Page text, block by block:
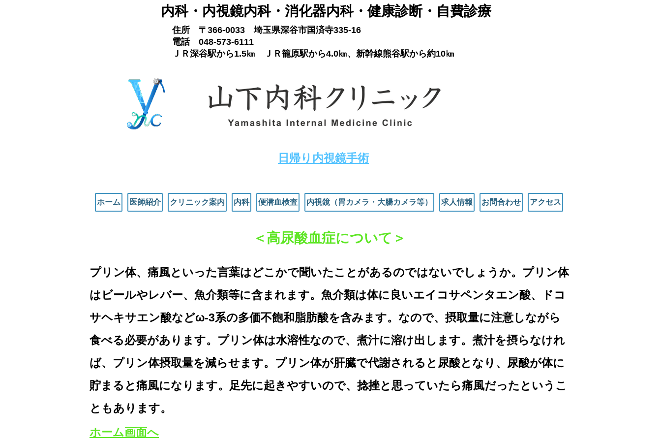
内科・内視鏡内科​・消化器内科・健康診断・自費診療
住所 〒366-0033 埼玉県深谷市国済寺335-16
電話 048-573-6111
ＪＲ深谷駅から1.5㎞ ＪＲ籠原駅から4.0㎞、新幹線熊谷駅から約10㎞
​日帰り内視鏡手術
ホーム 医師紹介 クリニック案内 内科 便潜血検査 内視鏡（胃カメラ・大腸カメラ等） 求人情報 お問合わせ アクセス
＜高尿酸血症について＞
プリン体、痛風といった言葉はどこかで聞いたことがあるのではないでしょうか。プリン体
はビールやレバー、魚介類等に含まれます。魚介類は体に良いエイコサペンタエン酸、ドコ
サヘキサエン酸などω-3系の多価不飽和脂肪酸を含みます。なので、摂取量に注意しながら
食べる必要があります。プリン体は水溶性なので、煮汁に溶け出します。煮汁を摂らなけれ
ば、プリン体摂取量を減らせます。プリン体が肝臓で代謝されると尿酸となり、尿酸が体に
貯まると痛風になります。足先に起きやすいので、捻挫と思っていたら痛風だったというこ
ともあります。
ホーム画面へ